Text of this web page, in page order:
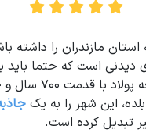
مازندران را داشته
دیدنی است که حتما باید
بزنید. وجود قلعه
این شهر را به یک
تبدیل کرده است.